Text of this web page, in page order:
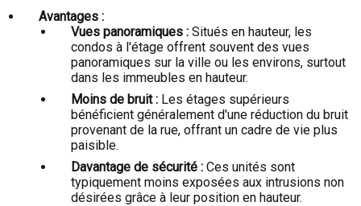
Avantages :
Vues panoramiques : Situés en hauteur, les
condos à l'étage offrent souvent des vues
panoramiques sur la ville ou les environs, surtout
dans les immeubles en hauteur.
Moins de bruit : Les étages supérieurs
bénéficient généralement d'une réduction du bruit
provenant de la rue, offrant un cadre de vie plus
paisible.
Davantage de sécurité : Ces unités sont
typiquement moins exposées aux intrusions non
désirées grâce à leur position en hauteur.